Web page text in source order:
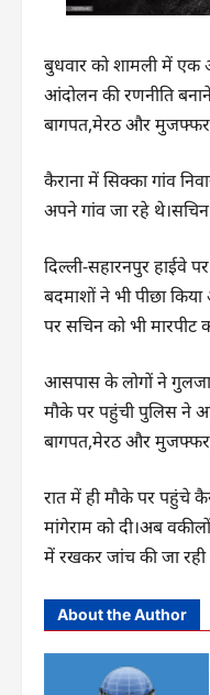
बुधवार को शामली में एक
आंदोलन की रणनीति
बागपत,मेरठ और
कैराना में सिक्का गांव
अपने गांव जा रहे थे।सचिन
दिल्ली-सहारनपुर हाईवे
बदमाशों ने भी पीछा
पर सचिन को भी
आसपास के लोगों ने गुलजार
मौके पर पहुंची पुलिस ने
बागपत,मेरठ और
रात में ही मौके पर पहुंचे
मांगेराम को दी।अब
में रखकर जांच की जा रही
About the Author